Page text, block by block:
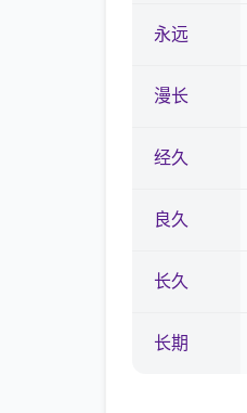
永远
漫长
经久
良久
长久
长期